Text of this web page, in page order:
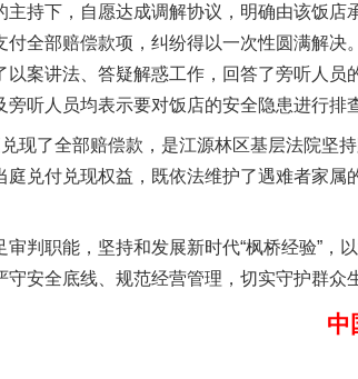
下，自愿达成调解协议，明确由该饭店
全部赔偿款项，纠纷得以一次性圆满解决
案讲法、答疑解惑工作，回答了旁听人员
听人员均表示要对饭店的安全隐患进行排
了全部赔偿款，是江源林区基层法院坚
兑付兑现权益，既依法维护了遇难者家属
职能，坚持和发展新时代“枫桥经验”，
安全底线、规范经营管理，切实守护群众
中
谢谢有你温暖了四季